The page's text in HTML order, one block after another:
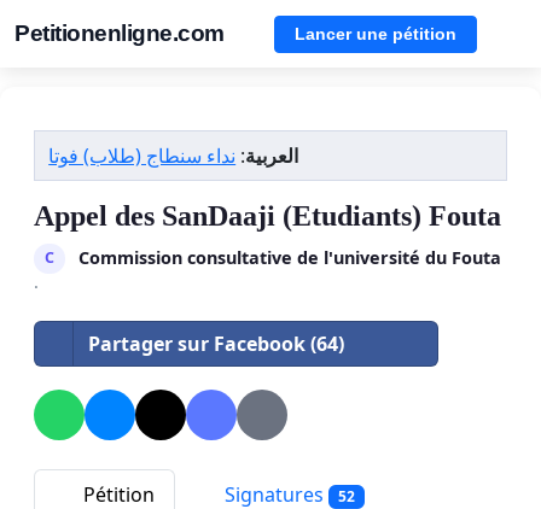
Petitionenligne.com Lancer une pétition
العربية: نداء سنطاج (طلاب) فوتا
Appel des SanDaaji (Etudiants) Fouta
C
Commission consultative de l'université du Fouta
·
Partager sur Facebook (64)
Pétition Signatures 52